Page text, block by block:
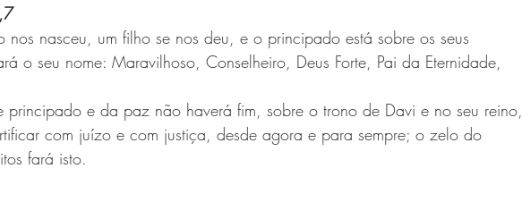
nos nasceu, um filho se nos deu, e o principado está sobre os seus
o seu nome: Maravilhoso, Conselheiro, Deus Forte, Pai da Eternidade,
principado e da paz não haverá fim, sobre o trono de Davi e no seu reino,
com juízo e com justiça, desde agora e para sempre; o zelo do
fará isto.